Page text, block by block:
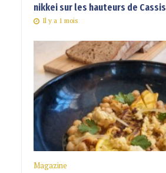
nikkei sur les hauteurs de Cassis
Il y a 1 mois
Magazine